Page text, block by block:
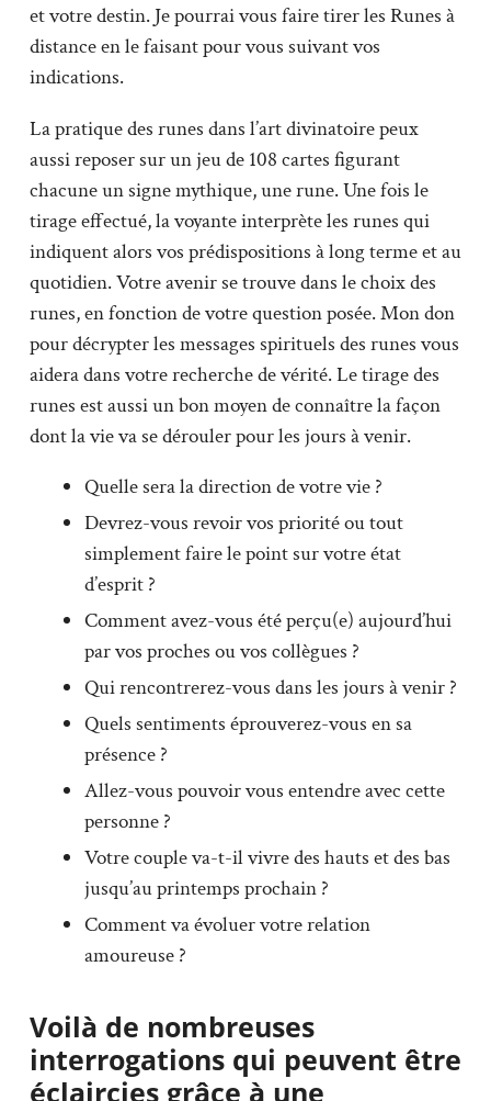
et votre destin. Je pourrai vous faire tirer les Runes à
distance en le faisant pour vous suivant vos
indications.
La pratique des runes dans l’art divinatoire peux
aussi reposer sur un jeu de 108 cartes figurant
chacune un signe mythique, une rune. Une fois le
tirage effectué, la voyante interprète les runes qui
indiquent alors vos prédispositions à long terme et au
quotidien. Votre avenir se trouve dans le choix des
runes, en fonction de votre question posée. Mon don
pour décrypter les messages spirituels des runes vous
aidera dans votre recherche de vérité. Le tirage des
runes est aussi un bon moyen de connaître la façon
dont la vie va se dérouler pour les jours à venir.
Quelle sera la direction de votre vie ?
Devrez-vous revoir vos priorité ou tout
simplement faire le point sur votre état
d’esprit ?
Comment avez-vous été perçu(e) aujourd’hui
par vos proches ou vos collègues ?
Qui rencontrerez-vous dans les jours à venir ?
Quels sentiments éprouverez-vous en sa
présence ?
Allez-vous pouvoir vous entendre avec cette
personne ?
Votre couple va-t-il vivre des hauts et des bas
jusqu’au printemps prochain ?
Comment va évoluer votre relation
amoureuse ?
Voilà de nombreuses
interrogations qui peuvent être
éclaircies grâce à une